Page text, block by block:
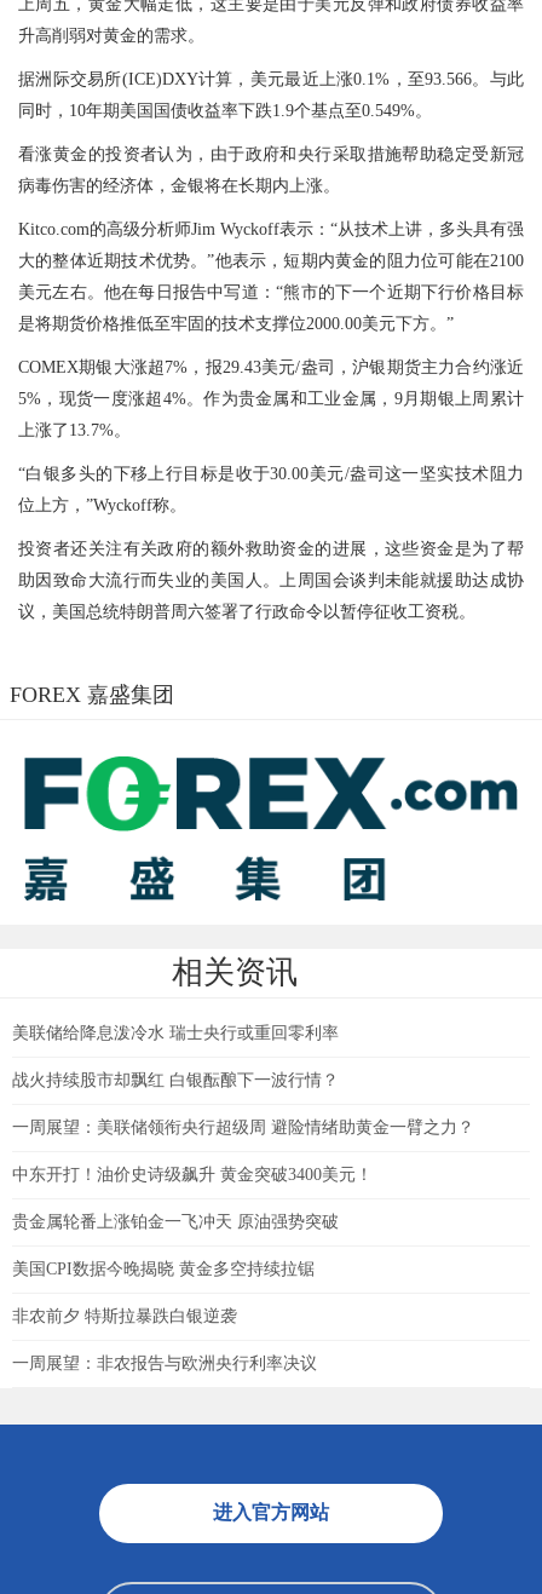
上周五，黄金大幅走低，这主要是由于美元反弹和政府债券收益率
升高削弱对黄金的需求。
据洲际交易所(ICE)DXY计算，美元最近上涨0.1%，至93.566。与此
同时，10年期美国国债收益率下跌1.9个基点至0.549%。
看涨黄金的投资者认为，由于政府和央行采取措施帮助稳定受新冠
病毒伤害的经济体，金银将在长期内上涨。
Kitco.com的高级分析师Jim Wyckoff表示：“从技术上讲，多头具有强
大的整体近期技术优势。”他表示，短期内黄金的阻力位可能在2100
美元左右。他在每日报告中写道：“熊市的下一个近期下行价格目标
是将期货价格推低至牢固的技术支撑位2000.00美元下方。”
COMEX期银大涨超7%，报29.43美元/盎司，沪银期货主力合约涨近
5%，现货一度涨超4%。作为贵金属和工业金属，9月期银上周累计
上涨了13.7%。
“白银多头的下移上行目标是收于30.00美元/盎司这一坚实技术阻力
位上方，”Wyckoff称。
投资者还关注有关政府的额外救助资金的进展，这些资金是为了帮
助因致命大流行而失业的美国人。上周国会谈判未能就援助达成协
议，美国总统特朗普周六签署了行政命令以暂停征收工资税。
FOREX 嘉盛集团
相关资讯
美联储给降息泼冷水 瑞士央行或重回零利率
战火持续股市却飘红 白银酝酿下一波行情？
一周展望：美联储领衔央行超级周 避险情绪助黄金一臂之力？
中东开打！油价史诗级飙升 黄金突破3400美元！
贵金属轮番上涨铂金一飞冲天 原油强势突破
美国CPI数据今晚揭晓 黄金多空持续拉锯
非农前夕 特斯拉暴跌白银逆袭
一周展望：非农报告与欧洲央行利率决议
进入官方网站